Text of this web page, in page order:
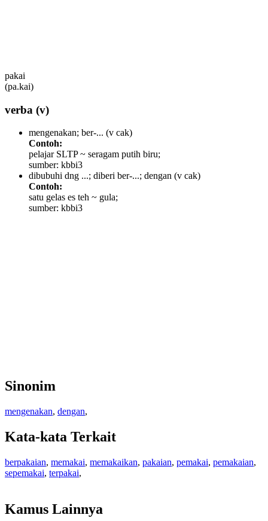
pakai
(pa.kai)
verba (v)
mengenakan; ber-... (v cak)
Contoh:
pelajar SLTP ~ seragam putih biru;
sumber: kbbi3
dibubuhi dng ...; diberi ber-...; dengan (v cak)
Contoh:
satu gelas es teh ~ gula;
sumber: kbbi3
Sinonim
mengenakan, dengan,
Kata-kata Terkait
berpakaian, memakai, memakaikan, pakaian, pemakai, pemakaian,
sepemakai, terpakai,
Kamus Lainnya